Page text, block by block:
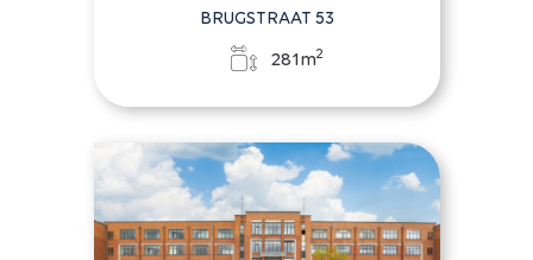
BRUGSTRAAT 53
281m2